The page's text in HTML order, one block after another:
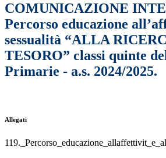
COMUNICAZIONE
Percorso educazione
sessualità “ALLA
TESORO” classi quinte
Primarie - a.s. 2024/2025.
Allegati